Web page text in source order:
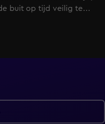
buit op tijd veilig te
de laatste aflevering